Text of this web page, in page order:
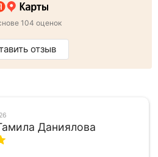
104 оценок
отзыв
Даниялова